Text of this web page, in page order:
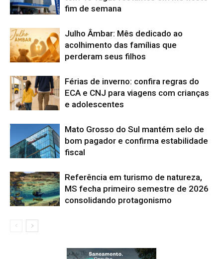
fim de semana
Julho Âmbar: Mês dedicado ao
acolhimento das famílias que
perderam seus filhos
Férias de inverno: confira regras do
ECA e CNJ para viagens com crianças
e adolescentes
Mato Grosso do Sul mantém selo de
bom pagador e confirma estabilidade
fiscal
Referência em turismo de natureza,
MS fecha primeiro semestre de 2026
consolidando protagonismo